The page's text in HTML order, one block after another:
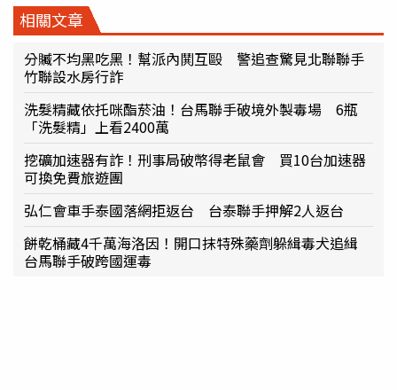
相關文章
分贓不均黑吃黑！幫派內鬨互毆 警追查驚見北聯聯手
竹聯設水房行詐
洗髮精藏依托咪酯菸油！台馬聯手破境外製毒場 6瓶
「洗髮精」上看2400萬
挖礦加速器有詐！刑事局破幣得老鼠會 買10台加速器
可換免費旅遊團
弘仁會車手泰國落網拒返台 台泰聯手押解2人返台
餅乾桶藏4千萬海洛因！開口抹特殊藥劑躲緝毒犬追緝
台馬聯手破跨國運毒